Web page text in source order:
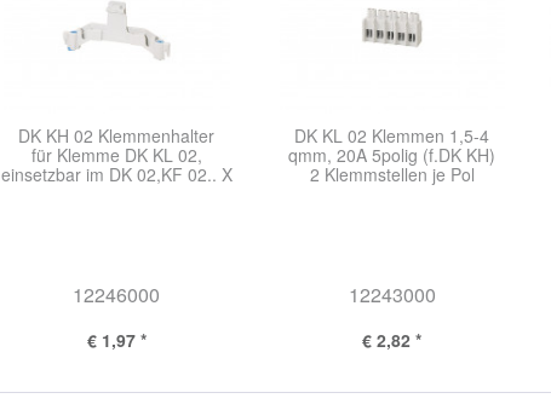
DK KH 02 Klemmenhalter
für Klemme DK KL 02,
einsetzbar im DK 02,KF 02.. X
12246000
€ 1,97 *
DK KL 02 Klemmen 1,5-4
qmm, 20A 5polig (f.DK KH)
2 Klemmstellen je Pol
12243000
€ 2,82 *